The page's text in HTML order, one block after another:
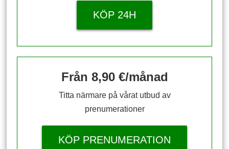
KÖP 24H
Från 8,90 €/månad
Titta närmare på vårat utbud av
prenumerationer
KÖP PRENUMERATION